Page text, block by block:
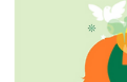
요. 우리 아이 생일인 8월에 맞춰
다. 스튜디오 세오나 네이버 지
카오 지도에서는 찾을 수 없어서
전 일찍 미용실에 방문하여 머리